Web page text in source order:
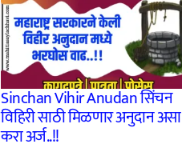
Sinchan Vihir Anudan सिंचन
विहिरी साठी मिळणार अनुदान असा
करा अर्ज..!!